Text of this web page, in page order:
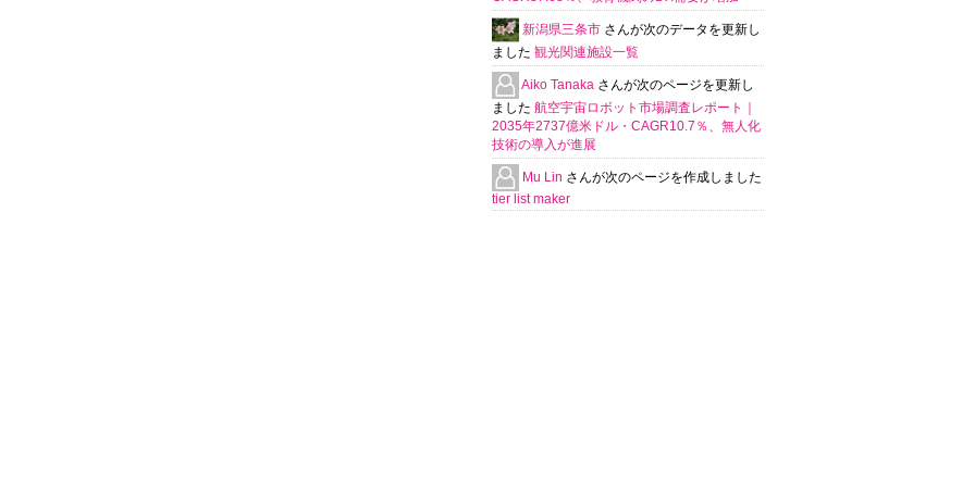
新潟県三条市 さんが次のデータを更新し
ました 観光関連施設一覧
Aiko Tanaka さんが次のページを更新し
ました 航空宇宙ロボット市場調査レポート｜
2035年2737億米ドル・CAGR10.7％、無人化
技術の導入が進展
Mu Lin さんが次のページを作成しました
tier list maker